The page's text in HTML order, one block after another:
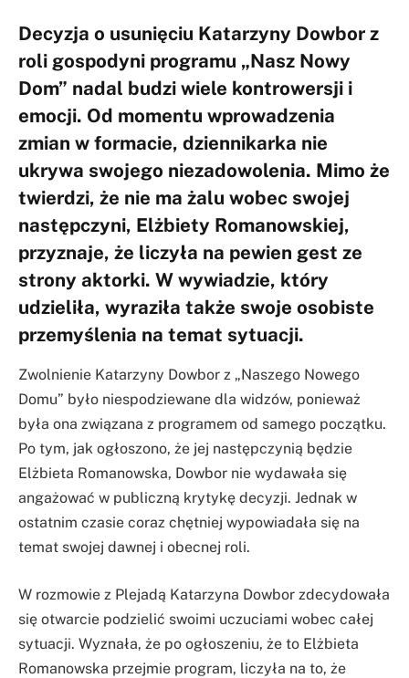
Decyzja o usunięciu Katarzyny Dowbor z
roli gospodyni programu „Nasz Nowy
Dom” nadal budzi wiele kontrowersji i
emocji. Od momentu wprowadzenia
zmian w formacie, dziennikarka nie
ukrywa swojego niezadowolenia. Mimo że
twierdzi, że nie ma żalu wobec swojej
następczyni, Elżbiety Romanowskiej,
przyznaje, że liczyła na pewien gest ze
strony aktorki. W wywiadzie, który
udzieliła, wyraziła także swoje osobiste
przemyślenia na temat sytuacji.
Zwolnienie Katarzyny Dowbor z „Naszego Nowego
Domu” było niespodziewane dla widzów, ponieważ
była ona związana z programem od samego początku.
Po tym, jak ogłoszono, że jej następczynią będzie
Elżbieta Romanowska, Dowbor nie wydawała się
angażować w publiczną krytykę decyzji. Jednak w
ostatnim czasie coraz chętniej wypowiadała się na
temat swojej dawnej i obecnej roli.
W rozmowie z Plejadą Katarzyna Dowbor zdecydowała
się otwarcie podzielić swoimi uczuciami wobec całej
sytuacji. Wyznała, że po ogłoszeniu, że to Elżbieta
Romanowska przejmie program, liczyła na to, że